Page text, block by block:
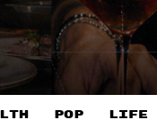
POP LIFE